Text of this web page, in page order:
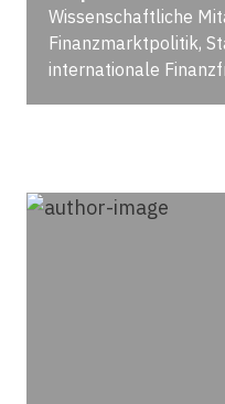
Wissenschaftliche
Finanzmarktpolitik,
internationale